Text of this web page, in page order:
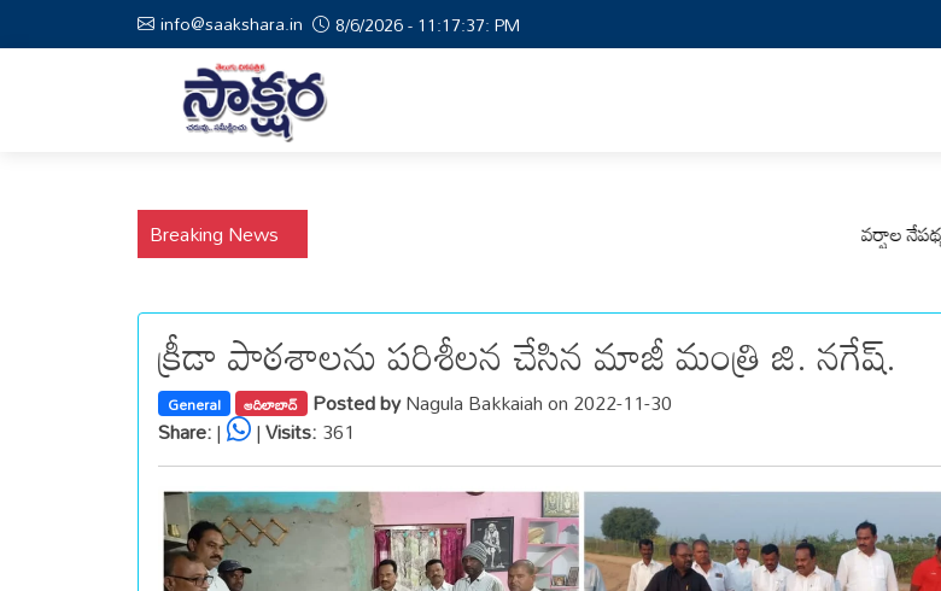
info@saakshara.in 8/6/2026 - 11:17:38: PM
Breaking News వర్షాల
క్రీడా పాఠశాలను పరిశీలన చేసిన మాజీ మంత్రి జి. నగేష్.
General ఆదిలాబాద్ Posted byNagula Bakkaiah on 2022-11-30
Share:| |Visits:361